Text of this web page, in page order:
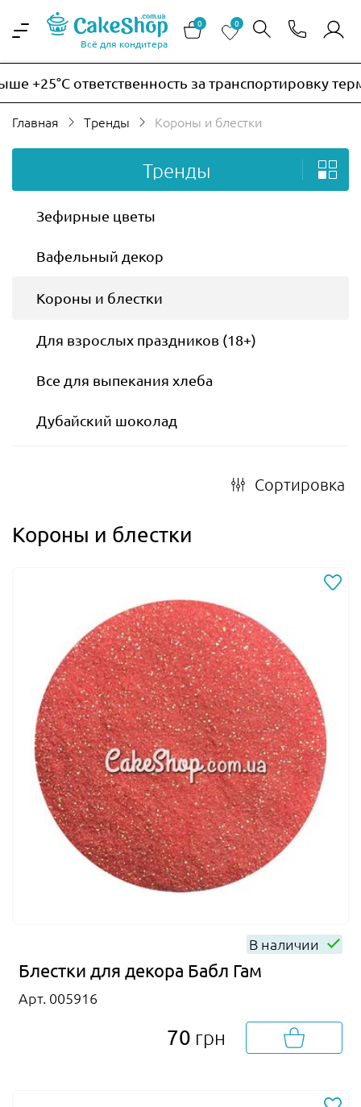
Всё для кондитера
0 0
ответственность за транспортировку
Главная Тренды Короны и блестки
Тренды
Зефирные цветы
Вафельный декор
Короны и блестки
Для взрослых праздников (18+)
Все для выпекания хлеба
Дубайский шоколад
Сортировка
Короны и блестки
В наличии
Блестки для декора Бабл Гам
Арт. 005916
70 грн